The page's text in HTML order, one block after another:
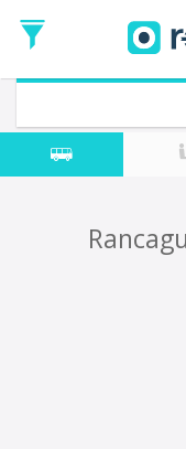
de
Ida
Vuelta
Fecha
de